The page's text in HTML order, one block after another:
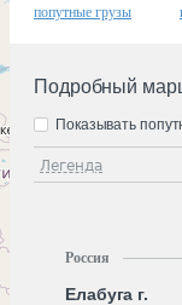
попутные грузы
Подробный
Легенда
Показывать
Россия
Елабуга г.